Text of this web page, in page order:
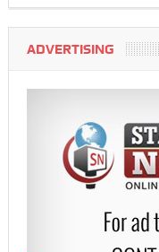
ADVERTISING